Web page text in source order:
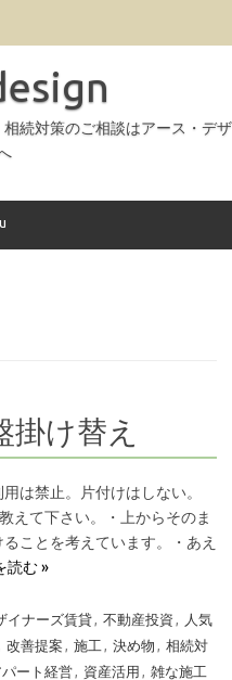
続対策のご相談はアース・デザ
掛け替え
は禁止。片付けはしない。
えて下さい。・上からそのま
ことを考えています。・あえ
読む »
イナーズ賃貸, 不動産投資 ,
人気
改善提案 , 施工 , 決め物 , 相続対
ート経営, 資産活用 , 雑な施工